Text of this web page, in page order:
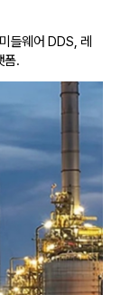
들웨어 DDS, 레
폼.